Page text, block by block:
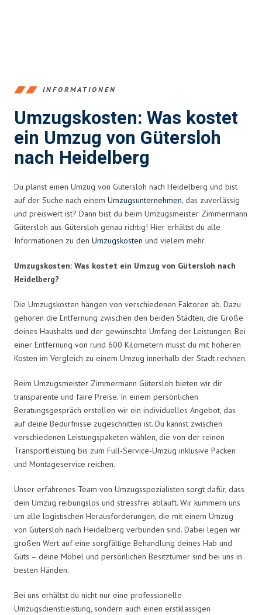
INFORMATIONEN
Umzugskosten: Was kostet
ein Umzug von Gütersloh
nach Heidelberg
Du planst einen Umzug von Gütersloh nach Heidelberg und bist
auf der Suche nach einem Umzugsunternehmen, das zuverlässig
und preiswert ist? Dann bist du beim Umzugsmeister Zimmermann
Gütersloh aus Gütersloh genau richtig! Hier erhältst du alle
Informationen zu den Umzugskosten und vielem mehr.
Umzugskosten: Was kostet ein Umzug von Gütersloh nach
Heidelberg?
Die Umzugskosten hängen von verschiedenen Faktoren ab. Dazu
gehören die Entfernung zwischen den beiden Städten, die Größe
deines Haushalts und der gewünschte Umfang der Leistungen. Bei
einer Entfernung von rund 600 Kilometern musst du mit höheren
Kosten im Vergleich zu einem Umzug innerhalb der Stadt rechnen.
Beim Umzugsmeister Zimmermann Gütersloh bieten wir dir
transparente und faire Preise. In einem persönlichen
Beratungsgespräch erstellen wir ein individuelles Angebot, das
auf deine Bedürfnisse zugeschnitten ist. Du kannst zwischen
verschiedenen Leistungspaketen wählen, die von der reinen
Transportleistung bis zum Full-Service-Umzug inklusive Packen
und Montageservice reichen.
Unser erfahrenes Team von Umzugsspezialisten sorgt dafür, dass
dein Umzug reibungslos und stressfrei abläuft. Wir kümmern uns
um alle logistischen Herausforderungen, die mit einem Umzug
von Gütersloh nach Heidelberg verbunden sind. Dabei legen wir
großen Wert auf eine sorgfältige Behandlung deines Hab und
Guts – deine Möbel und persönlichen Besitztümer sind bei uns in
besten Händen.
Bei uns erhältst du nicht nur eine professionelle
Umzugsdienstleistung, sondern auch einen erstklassigen